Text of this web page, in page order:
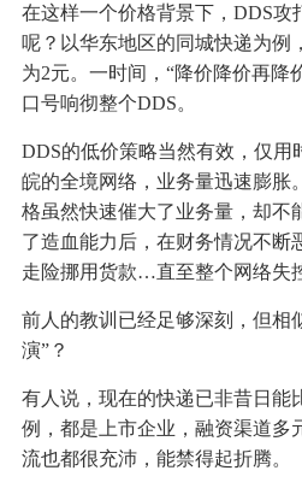
在这样一个价格背景下，DDS攻
呢？以华东地区的同城快递为例
为2元。一时间，“降价降价再降
口号响彻整个DDS。
DDS的低价策略当然有效，仅用
皖的全境网络，业务量迅速膨胀
格虽然快速催大了业务量，却不
了造血能力后，在财务情况不断
走险挪用货款…直至整个网络失
前人的教训已经足够深刻，但相
演”？
有人说，现在的快递已非昔日能
例，都是上市企业，融资渠道多
流也都很充沛，能禁得起折腾。